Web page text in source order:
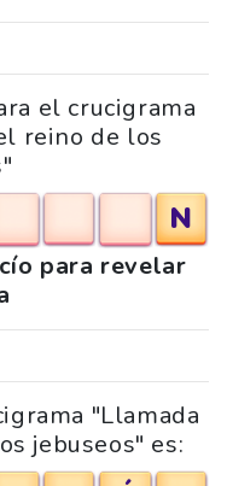
el crucigrama
reino de los
N
para revelar
"Llamada
jebuseos" es: